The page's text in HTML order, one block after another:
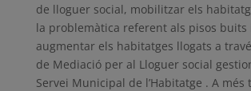
de lloguer social, mobilitzar els
la problemàtica referent als pisos
augmentar els habitatges llogats a
de Mediació per al Lloguer social
Servei Municipal de l’Habitatge . A més